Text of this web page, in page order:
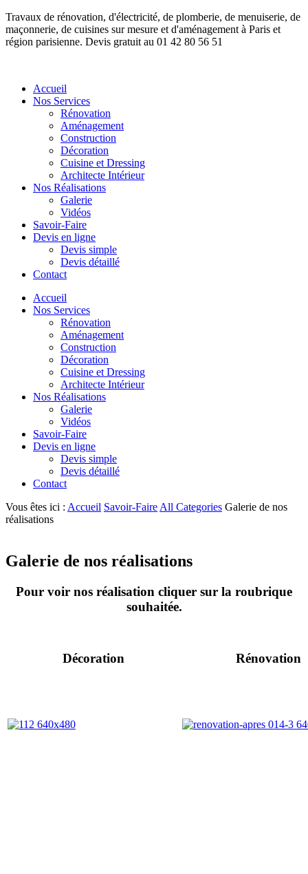
Travaux de rénovation, d'électricité, de plomberie, de menuiserie, de
maçonnerie, de cuisines sur mesure et d'aménagement à Paris et
région parisienne. Devis gratuit au 01 42 80 56 51
Accueil
Nos Services
Rénovation
Aménagement
Construction
Décoration
Cuisine et Dressing
Architecte Intérieur
Nos Réalisations
Galerie
Vidéos
Savoir-Faire
Devis en ligne
Devis simple
Devis détaillé
Contact
Accueil
Nos Services
Rénovation
Aménagement
Construction
Décoration
Cuisine et Dressing
Architecte Intérieur
Nos Réalisations
Galerie
Vidéos
Savoir-Faire
Devis en ligne
Devis simple
Devis détaillé
Contact
Vous êtes ici : Accueil Savoir-Faire All Categories Galerie de nos
réalisations
Galerie de nos réalisations
Pour voir nos réalisation cliquer sur la roubrique
souhaitée.
Décoration Rénovation